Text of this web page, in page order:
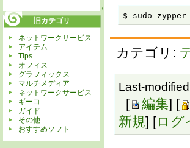
$ sudo
カテゴリ:
Last-
[ 編集] [
新規] [ログ
↑
旧カテゴリ
ネットワークサービス
アイテム
Tips
オフィス
グラフィックス
マルチメディア
ネットワークサービス
ギーコ
ガイド
その他
おすすめソフト